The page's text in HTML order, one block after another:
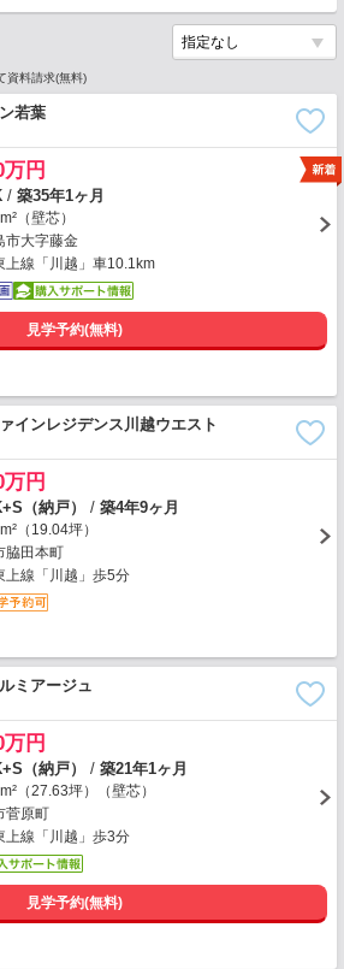
資料請求(無料)
若葉
万円
/ 築35年1ヶ月
（壁芯）
市大字藤金
上線「川越」車10.1km
見学予約(無料)
インレジデンス川越ウエスト
万円
（納戸） / 築4年9ヶ月
（19.04坪）
脇田本町
上線「川越」歩5分
ミアージュ
万円
（納戸） / 築21年1ヶ月
（27.63坪）（壁芯）
菅原町
上線「川越」歩3分
見学予約(無料)